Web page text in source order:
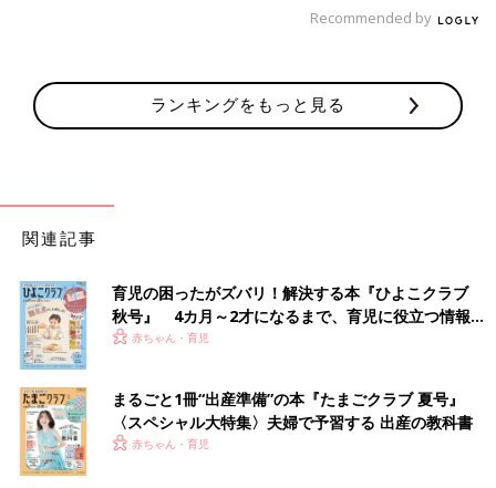
Recommended by
ランキングをもっと見る
関連記事
育児の困ったがズバリ！解決する本『ひよこクラブ
秋号』 4カ月～2才になるまで、育児に役立つ情報が
いっぱい！
赤ちゃん・育児
まるごと1冊“出産準備”の本『たまごクラブ 夏号』
〈スペシャル大特集〉夫婦で予習する 出産の教科書
赤ちゃん・育児